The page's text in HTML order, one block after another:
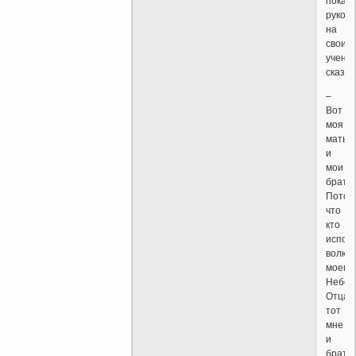
рукой
на
своих
–
Вот
моя
мать
и
мои
что
кто
волю
моего
Отца,
тот
мне
и